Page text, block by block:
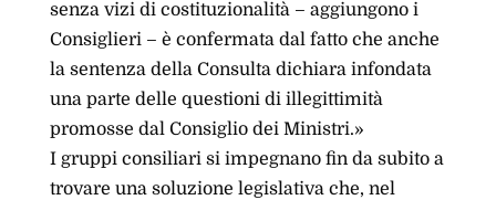
senza vizi di costituzionalità – aggiungono i
Consiglieri – è confermata dal fatto che anche
la sentenza della Consulta dichiara infondata
una parte delle questioni di illegittimità
promosse dal Consiglio dei Ministri.»
I gruppi consiliari si impegnano fin da subito a
trovare una soluzione legislativa che, nel